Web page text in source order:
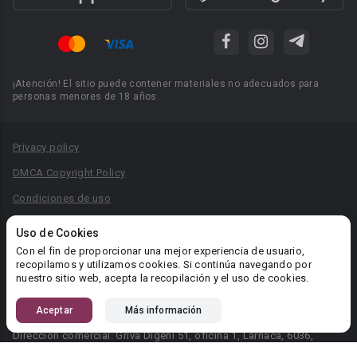
Uso de Cookies
Con el fin de proporcionar una mejor experiencia de usuario,
recopilamos y utilizamos cookies. Si continúa navegando por
nuestro sitio web, acepta la recopilación y el uso de cookies.
Aceptar Más información
¡Atención! El sitio puede contener materiales no adecuados para
personas menores de 18 años.
Privacy policy
DMCA Copyright Policy
Condiciones de uso
Reglas para la publicación de libros
Área RR.PP.: pr@booknet.com
© 2026 Booknet. Todos los derechos reservados.
Dirección comercial: Griva Digeni 51, oficina 1, Larnaca, 6036,